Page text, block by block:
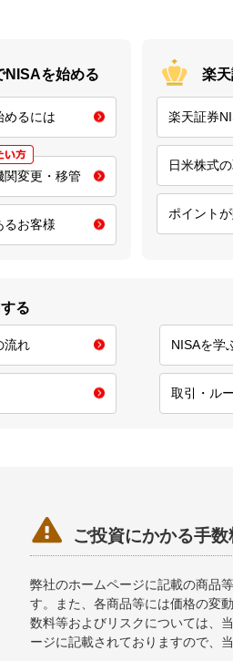
NISAを始める
めるには
関変更・移管
るお客様
楽
楽天証券
日米株式
ポイント
る
流れ NISAを学
取引・ル
 ご投資にかかる手
弊社のホームページに記載の商品
す。また、各商品等には価格の変
数料等およびリスクについては、
ージに記載されておりますので、